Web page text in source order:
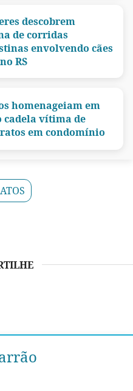
descobrem
de corridas
envolvendo cães
RS
homenageiam em
vítima de
em condomínio